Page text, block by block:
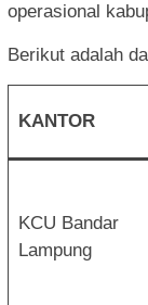
operasional
Berikut adalah
KANTOR
KCU Bandar
Lampung